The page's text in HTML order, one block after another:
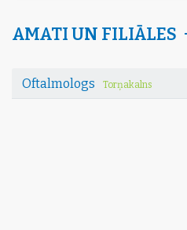
AMATI UN FILIĀLES
Oftalmologs Torņakalns